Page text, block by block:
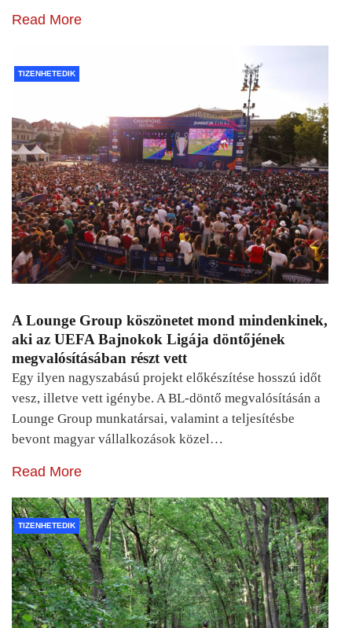
Read More
TIZENHETEDIK
A Lounge Group köszönetet mond mindenkinek,
aki az UEFA Bajnokok Ligája döntőjének
megvalósításában részt vett
Egy ilyen nagyszabású projekt előkészítése hosszú időt
vesz, illetve vett igénybe. A BL-döntő megvalósításán a
Lounge Group munkatársai, valamint a teljesítésbe
bevont magyar vállalkozások közel…
Read More
TIZENHETEDIK